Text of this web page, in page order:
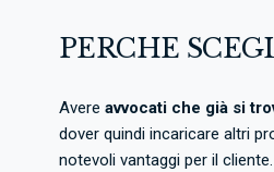
PERCHE
Avere avvocati che già si
dover quindi incaricare altri
notevoli vantaggi per il